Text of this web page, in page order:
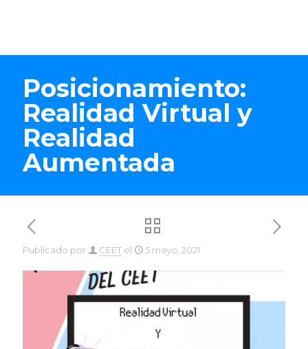
Posicionamiento:
Realidad Virtual y
Realidad
Aumentada
Publicado por CEET el 5 mayo, 2021